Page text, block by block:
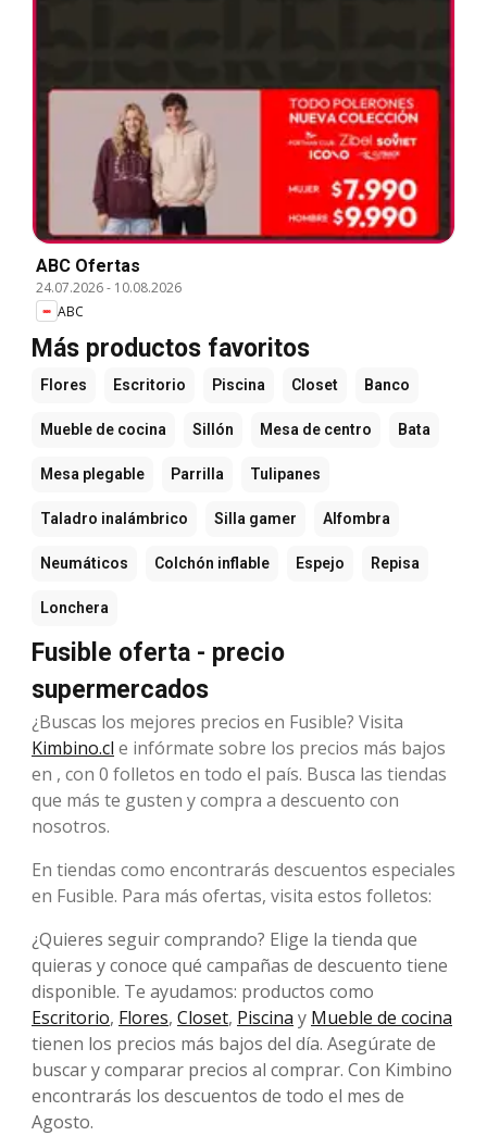
ABC Ofertas
24.07.2026- 10.08.2026
ABC
Más productos favoritos
Flores Escritorio Piscina Closet Banco
Mueble de cocina Sillón Mesa de centro Bata
Mesa plegable Parrilla Tulipanes
Taladro inalámbrico Silla gamer Alfombra
Neumáticos Colchón inflable Espejo Repisa
Lonchera
Fusible oferta - precio
supermercados
¿Buscas los mejores precios en Fusible? Visita
Kimbino.cl e infórmate sobre los precios más bajos
en , con 0 folletos en todo el país. Busca las tiendas
que más te gusten y compra a descuento con
nosotros.
En tiendas como encontrarás descuentos especiales
en Fusible. Para más ofertas, visita estos folletos:
¿Quieres seguir comprando? Elige la tienda que
quieras y conoce qué campañas de descuento tiene
disponible. Te ayudamos: productos como
Escritorio, Flores, Closet, Piscina y Mueble de cocina
tienen los precios más bajos del día. Asegúrate de
buscar y comparar precios al comprar. Con Kimbino
encontrarás los descuentos de todo el mes de
Agosto.